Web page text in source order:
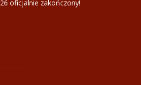
oficjalnie zakończony!